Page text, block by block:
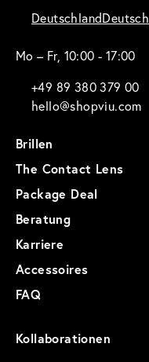
DeutschlandDeutsch
Mo – Fr, 10:00 - 17:00
+49 89 380 379 00
hello@shopviu.com
Brillen
The Contact Lens
Package Deal
Beratung
Karriere
Accessoires
FAQ
Kollaborationen